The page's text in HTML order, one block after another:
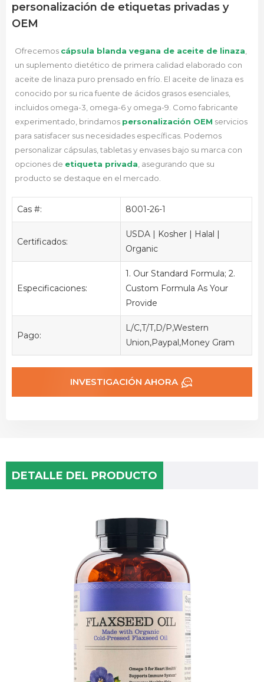
personalización de etiquetas privadas y
OEM
Ofrecemos cápsula blanda vegana de aceite de linaza
un suplemento dietético de primera calidad elaborado con
aceite de linaza puro prensado en frío. El aceite de linaza es
conocido por su rica fuente de ácidos grasos esenciales,
incluidos omega-3, omega-6 y omega-9. Como fabricante
experimentado, brindamos personalización OEM servicios
para satisfacer sus necesidades específicas. Podemos
personalizar cápsulas, tabletas y envases bajo su marca con
opciones de etiqueta privada , asegurando que su
producto se destaque en el mercado.
Cas #: 8001-26-1
Certificados:
USDA | Kosher | Halal |
Organic
Especificaciones:
1. Our Standard Formula; 2.
Custom Formula As Your
Provide
Pago:
L/C,T/T,D/P,Western
Union,Paypal,Money Gram
INVESTIGACIÓN AHORA
DETALLE DEL PRODUCTO